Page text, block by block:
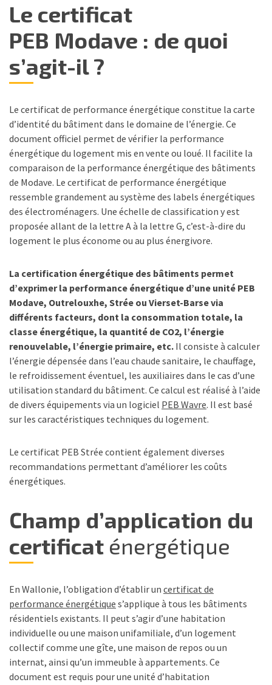
Le certificat
PEB Modave : de quoi
s’agit-il ?
Le certificat de performance énergétique constitue la carte
d’identité du bâtiment dans le domaine de l’énergie. Ce
document officiel permet de vérifier la performance
énergétique du logement mis en vente ou loué. Il facilite la
comparaison de la performance énergétique des bâtiments
de Modave. Le certificat de performance énergétique
ressemble grandement au système des labels énergétiques
des électroménagers. Une échelle de classification y est
proposée allant de la lettre A à la lettre G, c’est-à-dire du
logement le plus économe ou au plus énergivore.
La certification énergétique des bâtiments permet
d’exprimer la performance énergétique d’une unité PEB
Modave, Outrelouxhe, Strée ou Vierset-Barse via
différents facteurs, dont la consommation totale, la
classe énergétique, la quantité de CO2, l’énergie
renouvelable, l’énergie primaire, etc. Il consiste à calculer
l’énergie dépensée dans l’eau chaude sanitaire, le chauffage,
le refroidissement éventuel, les auxiliaires dans le cas d’une
utilisation standard du bâtiment. Ce calcul est réalisé à l’aide
de divers équipements via un logiciel PEB Wavre. Il est basé
sur les caractéristiques techniques du logement.
Le certificat PEB Strée contient également diverses
recommandations permettant d’améliorer les coûts
énergétiques.
Champ d’application du
certificat énergétique
En Wallonie, l’obligation d’établir un certificat de
performance énergétique s’applique à tous les bâtiments
résidentiels existants. Il peut s’agir d’une habitation
individuelle ou une maison unifamiliale, d’un logement
collectif comme une gîte, une maison de repos ou un
internat, ainsi qu’un immeuble à appartements. Ce
document est requis pour une unité d’habitation